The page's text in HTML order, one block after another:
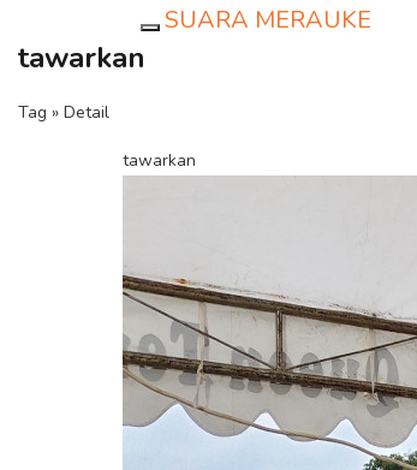
SUARA MERAUKE
tawarkan
Tag » Detail
tawarkan